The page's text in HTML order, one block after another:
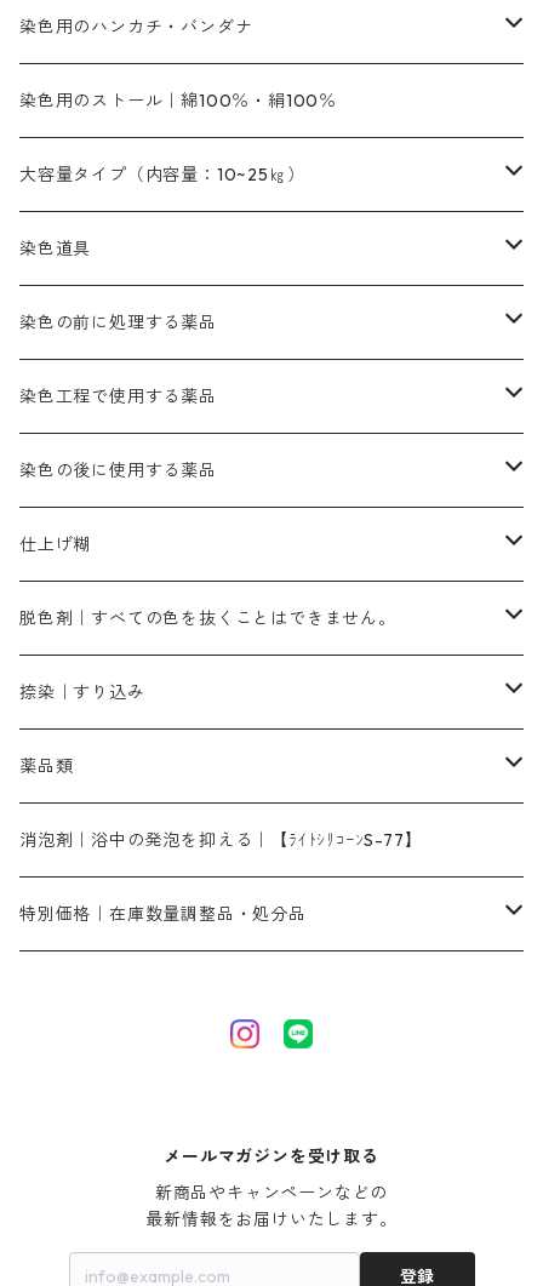
紫色系
緑色系
茶色系
染料一覧ー100g入り
染料一覧ー500g入り
橙色系
緑色系
茶色系
灰色系
黒色系
1kg
茶色｜20g入りのみ公開
灰色｜20g入りのみ公開
黒色
エロ―M3G｜定番の色合い
エロー ＭＧＲ｜明るい緑みの黄色
オレンジ系
オレンヂMG｜黄みの橙色
オレンヂMGD（定番の色合い）
赤色系
レットMFB｜赤色（定番の色合い）
レットMG｜黄みの朱色
ピンクMB｜ピンク色
ローズMB｜鮮やかなピンク色）
青色系
ネビーブルーMB（定番の色合い）
ブルーMB（定番の色合い）
スカイブルーMG｜緑みの空色
ターキスブルーHNG｜緑みの空色
紫色系
バイオレットMFB
緑色系
ダークグリンMG（定番の色合い）
グリーンMB｜緑色
茶色系
ダークブロンMFB｜こげ茶色
ブロンHNR｜こげ茶色
黒色系
ブラックMK（赤みの黒色）
ブラックMG（青みの黒色）
白色系（定番の色合い）
ネオホワイトR
ファストエロ―5GN（黄色）
NSBAブルー
群青
白色｜胡粉
黒色｜在庫処分特価
緑色｜在庫処分特価
茶色｜在庫処分特価
インド茜・西洋茜の個別販売
カッチ｜茶系
霧島産・晩秋茶｜黄金色（赤みの黄色）｜準備中
媒染剤
アルミ媒染剤
鉄媒染剤
ソーダ灰｜アルカリ性のPH調整剤
藍染
ぶどう糖
ハイドロサルファイトコンク
染色用途のハンカチ・バンダナ
45cm×45cm（ハンカチ）｜端の始末も綿糸｜タグなし
54cm×54cm（バンダナ）｜端の始末も綿糸｜タグなし
塩基性染料（混色可能）
ビスマークブロンB｜赤茶色
塩基性エロ―｜液体タイプ
ローダミンB｜赤紫色｜マゼンダ色
オリジナル染料｜スス竹色｜ミキセットファストブロンGR
初心者向けお試しセット販売
インディゴピュア
アルカリ剤
ハイドロサルファイトコンク
酸性剤
染色用のハンカチ・バンダナ
45cm×45cm（ハンカチ）｜端の始末も綿糸｜タグなし
54cm×54cm（バンダナ）｜端の始末も綿糸｜タグなし
染色用のストール｜綿100％・絹100％
大容量タイプ（内容量：10~25㎏）
芒硝｜綿の染色時の吸収促進剤
ソーダ灰｜アルカリ性のPH調整剤
硫酸第一鉄｜鉄媒染剤
染色道具
刷毛
摺込み刷毛（スリコミハケ）ー夏毛（硬いタイプ）
摺込み刷毛（スリコミハケ）ー冬毛（柔らかいタイプ）
片羽刷毛
ローケツ筆
ローケツ用筆｜1本～販売
ローケツ用筆ー10%off｜20本セットお取り寄せ品
洋型紙（9番手｜中薄口、10番手｜中厚口）
有償サンプル品｜約20cm×27cm
洋型紙9番手｜中薄口｜約54cm×110cm
張木｜入荷待ち
伸子
型洗いブラシ
染色の前に処理する薬品
精練剤｜汚れ落とし剤｜針状マルセル石鹸
糊落とし剤｜ソルベンCA
濃染処理剤｜ソルバックスPS－900
染色工程で使用する薬品
染料の吸収促進剤
酢酸｜絹・羊毛・ナイロンに使用する
芒硝｜綿・麻の染色に使用する。
染料のムラ染め抑制剤（均染剤）
アゾリン200％｜綿・麻・絹・羊毛・ナイロンの染色
レオニールEHC｜反応染料用
染料の浸透剤
ソルバライトS-70｜各種繊維の浸し染めに使用可能
染料の定着向上剤
ライトフィックスAコンク｜綿・麻もしくは直接染料で染めた素材
シルクフィックス３A｜絹の染料定着向上剤
アルカリ剤｜反応染料用
ソーダ灰
染料溶解剤
セレナゾールPDN｜各種染料の染料溶解剤
染色の後に使用する薬品
ソーピング剤｜未定着の染料を除去すること
ネオポールB－300｜反応染料のソーピング剤
仕上げ剤｜柔軟・平滑剤
白場汚染防止剤
仕上げ糊
カルボキシメチルセルロース（CMC）
海藻系
たんぱく質系
化学糊（PVA）
防腐剤｜アルカリ性
脱色剤｜すべての色を抜くことはできません。
脱色剤
全体脱色｜ハイドロサルファイトコンク
部分脱色｜デグロリンSコンク
脱色助剤｜浸透・複色抑制剤
メイプロガムNP｜にじみ防止剤
アミラヂンD｜浸透・複色抑制剤
捺染｜すり込み
染料溶解剤｜染料の均一な浸透・吸着を補助する
捺染糊
メイプロガムNP（綿・麻・絹用｜直接・酸性・含金染料用）
白場汚染防止剤｜ソーピング剤｜水洗する際の再汚染防止剤
薬品類
ア行
カ行
消泡剤｜浴中の発泡を抑える｜【ﾗｲﾄｼﾘｺｰﾝS-77】
特別価格｜在庫数量調整品・処分品
綿・麻を染める染料
メールマガジンを受け取る
新商品やキャンペーンなどの
最新情報をお届けいたします。
登録